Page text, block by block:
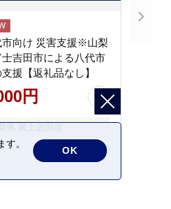
市向け 災害支援※山梨
士吉田市による八代市
援【返礼品なし】
円
。
OK